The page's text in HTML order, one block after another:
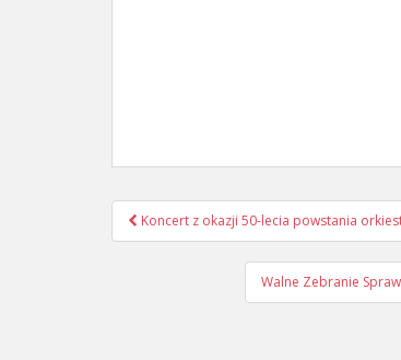
Nawigacja
postu
Koncert z okazji 50-lecia powstania
Walne Zebranie